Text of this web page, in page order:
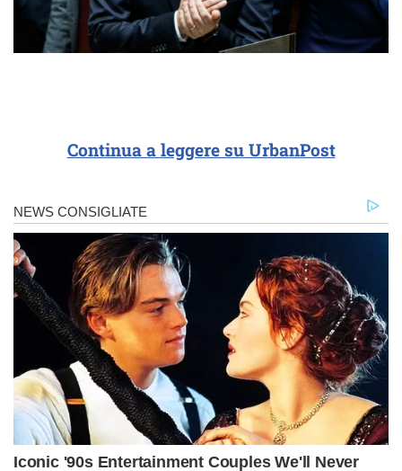
Continua a leggere su UrbanPost